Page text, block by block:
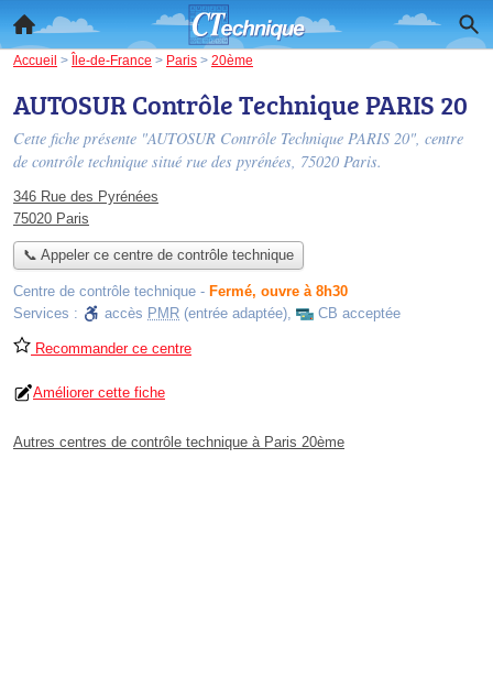
Accueil > Île-de-France > Paris > 20ème
AUTOSUR Contrôle Technique PARIS 20
Cette fiche présente "AUTOSUR Contrôle Technique PARIS 20", centre
de contrôle technique situé rue des pyrénées, 75020 Paris.
346 Rue des Pyrénées
75020 Paris
📞 Appeler ce centre de contrôle technique
Centre de contrôle technique - Fermé, ouvre à 8h30
Services :
accès PMR (entrée adaptée), CB acceptée
Recommander ce centre
Améliorer cette fiche
Autres centres de contrôle technique à Paris 20ème